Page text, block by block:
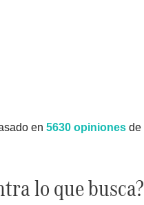
en5630 opiniones de
lo que busca?